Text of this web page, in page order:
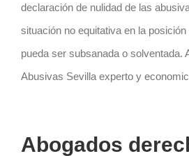
declaración de nulidad de las
situación no equitativa en la
pueda ser subsanada o solventada.
Abusivas Sevilla experto y
Abogados